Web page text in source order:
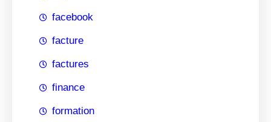
facebook
facture
factures
finance
formation